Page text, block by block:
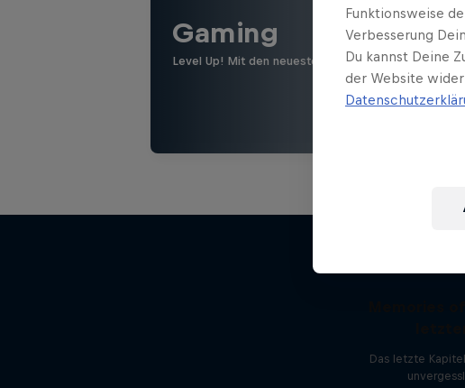
Gaming
Level Up! Mit den neuesten Games, Reviews,
Das letzte
Funktionsweise
Verbesserung
Du kannst Deine
der Website